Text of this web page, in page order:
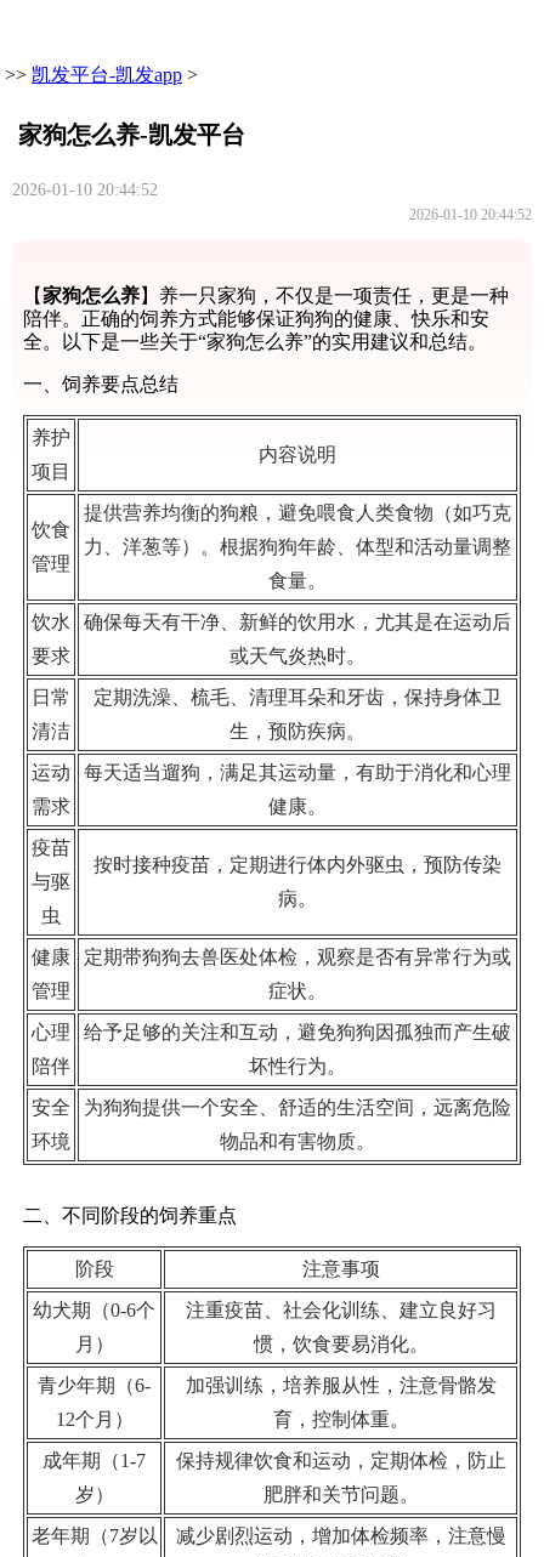
>> 凯发平台-凯发app >
家狗怎么养-凯发平台
2026-01-10 20:44:52
2026-01-10 20:44:52
【家狗怎么养】养一只家狗，不仅是一项责任，更是一种
陪伴。正确的饲养方式能够保证狗狗的健康、快乐和安
全。以下是一些关于“家狗怎么养”的实用建议和总结。
一、饲养要点总结
养护
项目
内容说明
饮食
管理
提供营养均衡的狗粮，避免喂食人类食物（如巧克
力、洋葱等）。根据狗狗年龄、体型和活动量调整
食量。
饮水
要求
确保每天有干净、新鲜的饮用水，尤其是在运动后
或天气炎热时。
日常
清洁
定期洗澡、梳毛、清理耳朵和牙齿，保持身体卫
生，预防疾病。
运动
需求
每天适当遛狗，满足其运动量，有助于消化和心理
健康。
疫苗
与驱
虫
按时接种疫苗，定期进行体内外驱虫，预防传染
病。
健康
管理
定期带狗狗去兽医处体检，观察是否有异常行为或
症状。
心理
陪伴
给予足够的关注和互动，避免狗狗因孤独而产生破
坏性行为。
安全
环境
为狗狗提供一个安全、舒适的生活空间，远离危险
物品和有害物质。
二、不同阶段的饲养重点
阶段
注意事项
幼犬期（0-6个
月）
注重疫苗、社会化训练、建立良好习
惯，饮食要易消化。
青少年期（6-
12个月）
加强训练，培养服从性，注意骨骼发
育，控制体重。
成年期（1-7
岁）
保持规律饮食和运动，定期体检，防止
肥胖和关节问题。
老年期（7岁以
减少剧烈运动，增加体检频率，注意慢